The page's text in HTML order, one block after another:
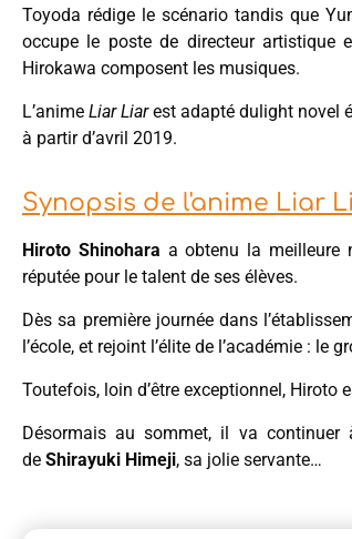
Toyoda rédige le scénario tandis que
occupe le poste de directeur artistique
Hirokawa composent les musiques.
L’anime Liar Liarest adapté dulight novel
à partir d’avril 2019.
Synopsis de l'anime Liar
Hiroto Shinohara a obtenu la meilleure
réputée pour le talent de ses élèves.
Dès sa première journée dans
l’école, et rejoint l’élite de l’académie : le
Toutefois, loin d’être exceptionnel, Hiroto
Désormais au sommet, il va continuer
de Shirayuki Himeji, sa jolie servante…